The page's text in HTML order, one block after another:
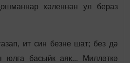
хәленнән ул бераз
ит син безне шат; без дә
юлга басыйк аяк... Милләткә